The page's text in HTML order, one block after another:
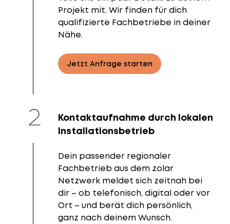
Projekt mit. Wir finden für dich
qualifizierte Fachbetriebe in deiner
Nähe.
Jetzt Anfrage starten
Kontaktaufnahme durch lokalen
Installationsbetrieb
Dein passender regionaler
Fachbetrieb aus dem zolar
Netzwerk meldet sich zeitnah bei
dir – ob telefonisch, digital oder vor
Ort – und berät dich persönlich,
ganz nach deinem Wunsch.